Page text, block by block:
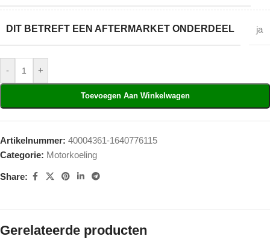
DIT BETREFT EEN AFTERMARKET ONDERDEEL ja
- +
Toevoegen Aan Winkelwagen
Artikelnummer: 40004361-1640776115
Categorie: Motorkoeling
Share:
Gerelateerde producten